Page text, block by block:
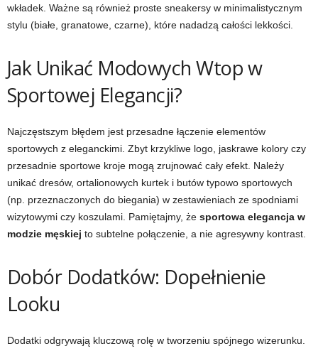
wkładek. Ważne są również proste sneakersy w minimalistycznym
stylu (białe, granatowe, czarne), które nadadzą całości lekkości.
Jak Unikać Modowych Wtop w
Sportowej Elegancji?
Najczęstszym błędem jest przesadne łączenie elementów
sportowych z eleganckimi. Zbyt krzykliwe logo, jaskrawe kolory czy
przesadnie sportowe kroje mogą zrujnować cały efekt. Należy
unikać dresów, ortalionowych kurtek i butów typowo sportowych
(np. przeznaczonych do biegania) w zestawieniach ze spodniami
wizytowymi czy koszulami. Pamiętajmy, że sportowa elegancja w
modzie męskiej to subtelne połączenie, a nie agresywny kontrast.
Dobór Dodatków: Dopełnienie
Looku
Dodatki odgrywają kluczową rolę w tworzeniu spójnego wizerunku.